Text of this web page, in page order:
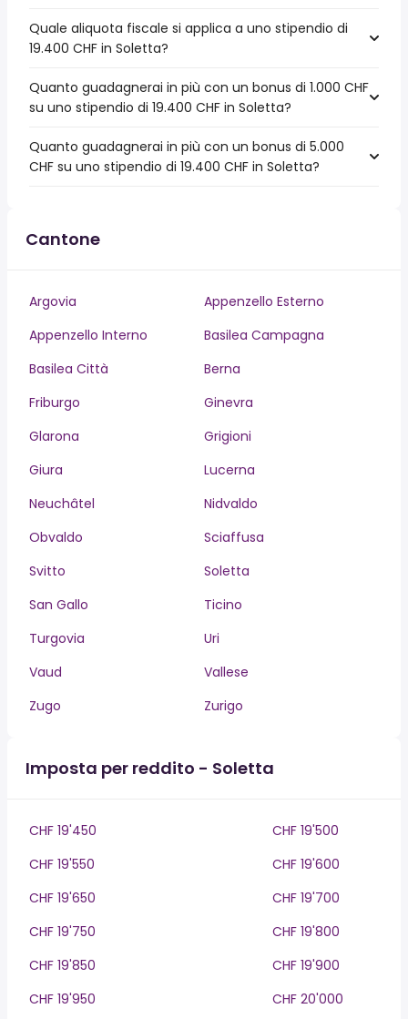
Quale aliquota fiscale si applica a uno stipendio di
19.400 CHF in Soletta?
Quanto guadagnerai in più con un bonus di 1.000 CHF
su uno stipendio di 19.400 CHF in Soletta?
Quanto guadagnerai in più con un bonus di 5.000
CHF su uno stipendio di 19.400 CHF in Soletta?
Cantone
Argovia
Appenzello Esterno
Appenzello Interno
Basilea Campagna
Basilea Città
Berna
Friburgo
Ginevra
Glarona
Grigioni
Giura
Lucerna
Neuchâtel
Nidvaldo
Obvaldo
Sciaffusa
Svitto
Soletta
San Gallo
Ticino
Turgovia
Uri
Vaud
Vallese
Zugo
Zurigo
Imposta per reddito - Soletta
CHF 19'450
CHF 19'500
CHF 19'550
CHF 19'600
CHF 19'650
CHF 19'700
CHF 19'750
CHF 19'800
CHF 19'850
CHF 19'900
CHF 19'950
CHF 20'000